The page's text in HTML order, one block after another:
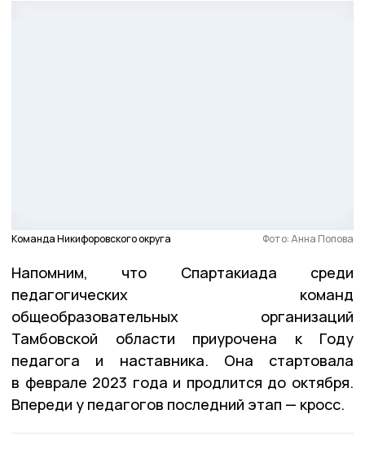
Команда Никифоровского округа Фото: Анна Попова
Напомним, что Спартакиада среди
педагогических команд
общеобразовательных организаций
Тамбовской области приурочена к Году
педагога и наставника. Она стартовала
в феврале 2023 года и продлится до октября.
Впереди у педагогов последний этап — кросс.